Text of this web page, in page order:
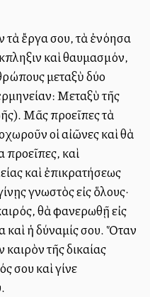
τὰ ἔργα σου, τὰ ἐνόησα
καὶ θαυμασμόν,
μεταξὺ δύο
Μεταξὺ τῆς
Μᾶς προεῖπες τὰ
οἱ αἰῶνες καὶ θὰ
προεῖπες, καὶ
καὶ ἐπικρατήσεως
γνωστὸς εἰς ὅλους·
θὰ φανερωθῇ εἰς
καὶ ἡ δύναμίς σου. Ὅταν
τῆς δικαίας
σου καὶ γίνε